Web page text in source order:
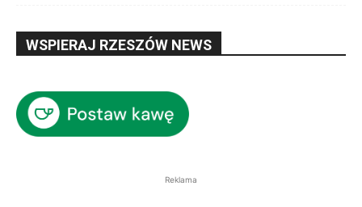
WSPIERAJ RZESZÓW NEWS
Reklama